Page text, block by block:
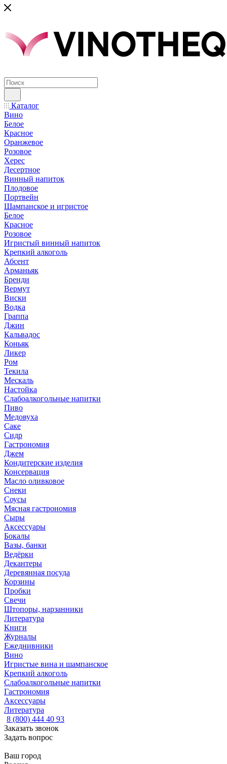
Каталог
Вино
Белое
Красное
Оранжевое
Розовое
Херес
Десертное
Винный напиток
Плодовое
Портвейн
Шампанское и игристое
Белое
Красное
Розовое
Игристый винный напиток
Крепкий алкоголь
Абсент
Арманьяк
Бренди
Вермут
Виски
Водка
Граппа
Джин
Кальвадос
Коньяк
Ликер
Ром
Текила
Мескаль
Настойка
Слабоалкогольные напитки
Пиво
Медовуха
Саке
Сидр
Гастрономия
Джем
Кондитерские изделия
Консервация
Масло оливковое
Снеки
Соусы
Мясная гастрономия
Сыры
Аксессуары
Бокалы
Вазы, банки
Ведёрки
Декантеры
Деревянная посуда
Корзины
Пробки
Свечи
Штопоры, нарзанники
Литература
Книги
Журналы
Ежеднивники
Вино
Игристые вина и шампанское
Крепкий алкоголь
Слабоалкогольные напитки
Гастрономия
Аксессуары
Литература
8 (800) 444 40 93
Заказать звонок
Задать вопрос
Ваш город